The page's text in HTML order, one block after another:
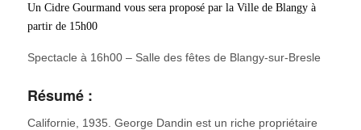
Un Cidre Gourmand vous sera proposé par la Ville de Blangy à
partir de 15h00
Spectacle à 16h00 – Salle des fêtes de Blangy-sur-Bresle
Résumé :
Californie, 1935. George Dandin est un riche propriétaire